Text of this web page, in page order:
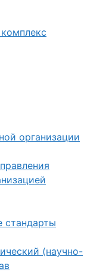
организации
стандарты
(научно-